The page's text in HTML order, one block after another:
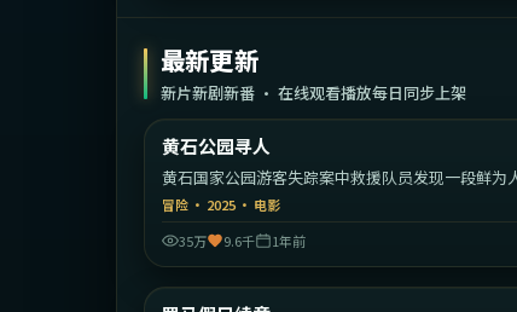
最新更新
新片新剧新番 · 在线观看播放每日同步上架
最新
黄石公园寻人
黄石国家公园游客失踪案中救援队员发现一段鲜为
家族秘密。
冒险· 2025· 电影
35万
9.6千 1年前